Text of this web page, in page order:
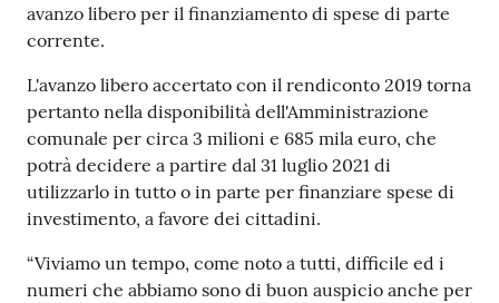
avanzo libero per il finanziamento di spese di parte
corrente.
L'avanzo libero accertato con il rendiconto 2019 torna
pertanto nella disponibilità dell'Amministrazione
comunale per circa 3 milioni e 685 mila euro, che
potrà decidere a partire dal 31 luglio 2021 di
utilizzarlo in tutto o in parte per finanziare spese di
investimento, a favore dei cittadini.
“Viviamo un tempo, come noto a tutti, difficile ed i
numeri che abbiamo sono di buon auspicio anche per